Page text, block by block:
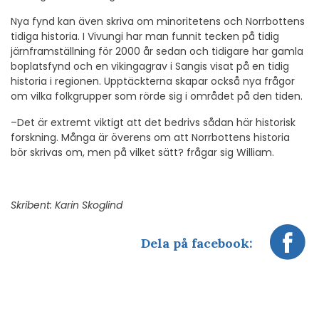
Nya fynd kan även skriva om minoritetens och Norrbottens
tidiga historia. I Vivungi har man funnit tecken på tidig
järnframställning för 2000 år sedan och tidigare har gamla
boplatsfynd och en vikingagrav i Sangis visat på en tidig
historia i regionen. Upptäckterna skapar också nya frågor
om vilka folkgrupper som rörde sig i området på den tiden.
–Det är extremt viktigt att det bedrivs sådan här historisk
forskning. Många är överens om att Norrbottens historia
bör skrivas om, men på vilket sätt? frågar sig William.
Skribent: Karin Skoglind
Dela på facebook: